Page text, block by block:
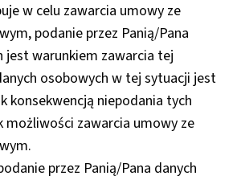
w celu zawarcia umowy ze
podanie przez Panią/Pana
jest warunkiem zawarcia tej
osobowych w tej sytuacji jest
konsekwencją niepodania tych
możliwości zawarcia umowy ze
przez Panią/Pana danych